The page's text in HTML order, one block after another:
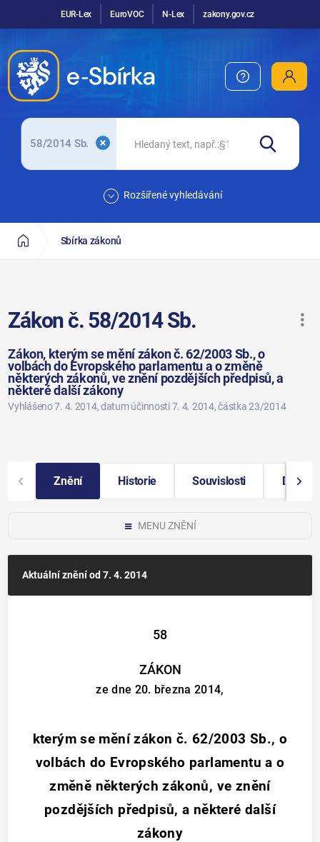
EUR-Lex EuroVOC N-Lex zakony.gov.cz
58/2014 Sb.
Rozšířené vyhledávání
Sbírka zákonů
Zákon č. 58/2014 Sb.
Zákon, kterým se mění zákon č. 62/2003 Sb., o
volbách do Evropského parlamentu a o změně
některých zákonů, ve znění pozdějších předpisů, a
některé další zákony
Vyhlášeno 7. 4. 2014, datum účinnosti 7. 4. 2014, částka 23/2014
Znění Historie Souvislosti Další
MENU ZNĚNÍ
Aktuální zněníod 7. 4. 2014
58
ZÁKON
ze dne 20. března 2014,
kterým se mění zákon č. 62/2003 Sb., o
volbách do Evropského parlamentu a o
změně některých zákonů, ve znění
pozdějších předpisů, a některé další
zákony